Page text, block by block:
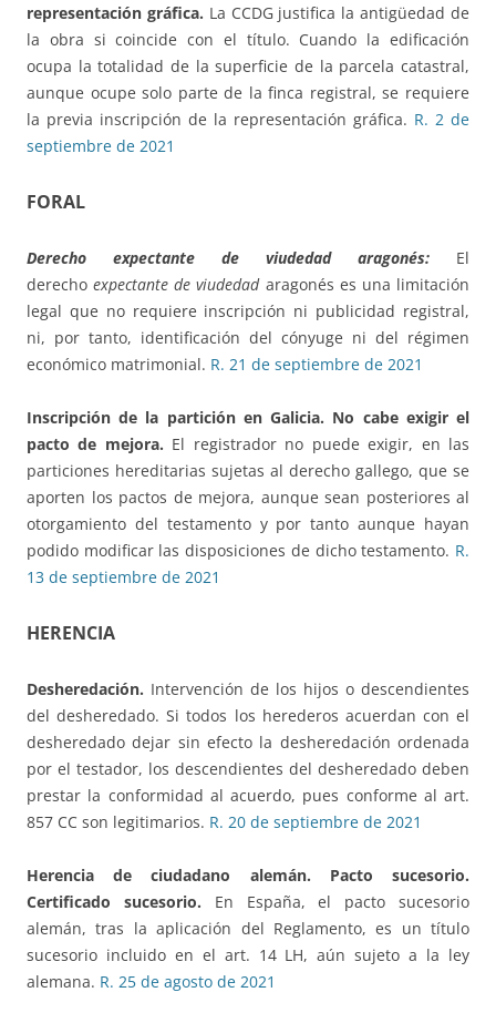
representación gráfica. La CCDG justifica la antigüedad de
la obra si coincide con el título. Cuando la edificación
ocupa la totalidad de la superficie de la parcela catastral,
aunque ocupe solo parte de la finca registral, se requiere
la previa inscripción de la representación gráfica. R. 2 de
septiembre de 2021
FORAL
Derecho expectante de viudedadaragonés: El
derechoexpectante de viudedad aragonés es una limitación
legal que no requiere inscripción ni publicidad registral,
ni, por tanto, identificación del cónyuge ni del régimen
económico matrimonial. R. 21 de septiembre de 2021
Inscripción de la partición en Galicia. No cabe exigir el
pacto de mejora. El registrador no puede exigir, en las
particiones hereditarias sujetas al derecho gallego, que se
aporten los pactos de mejora, aunque sean posteriores al
otorgamiento del testamento y por tanto aunque hayan
podido modificar las disposiciones de dicho testamento. R.
13 de septiembre de 2021
HERENCIA
Desheredación. Intervención de los hijos o descendientes
del desheredado. Si todos los herederos acuerdan con el
desheredado dejar sin efecto la desheredación ordenada
por el testador, los descendientes del desheredado deben
prestar la conformidad al acuerdo, pues conforme al art.
857 CC son legitimarios. R. 20 de septiembre de 2021
Herencia de ciudadano alemán. Pacto sucesorio.
Certificado sucesorio. En España, el pacto sucesorio
alemán, tras la aplicación del Reglamento, es un título
sucesorio incluido en el art. 14 LH, aún sujeto a la ley
alemana. R. 25 de agosto de 2021